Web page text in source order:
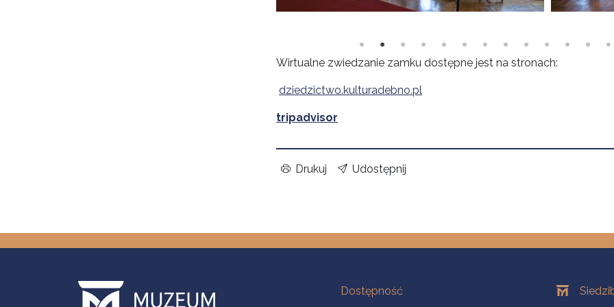
Wirtualne zwiedzanie zamku dostępne jest na stronach:
dziedzictwo.kulturadebno.pl
tripadvisor
Drukuj Udostępnij
Na skróty
Dostępność
Oddziały